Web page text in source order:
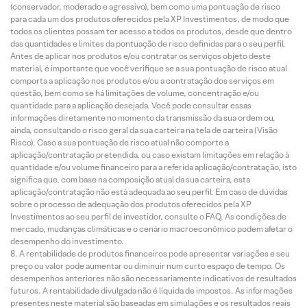
(conservador, moderado e agressivo), bem como uma pontuação de risco
para cada um dos produtos oferecidos pela XP Investimentos, de modo que
todos os clientes possam ter acesso a todos os produtos, desde que dentro
das quantidades e limites da pontuação de risco definidas para o seu perfil.
Antes de aplicar nos produtos e/ou contratar os serviços objeto deste
material, é importante que você verifique se a sua pontuação de risco atual
comporta a aplicação nos produtos e/ou a contratação dos serviços em
questão, bem como se há limitações de volume, concentração e/ou
quantidade para a aplicação desejada. Você pode consultar essas
informações diretamente no momento da transmissão da sua ordem ou,
ainda, consultando o risco geral da sua carteira na tela de carteira (Visão
Risco). Caso a sua pontuação de risco atual não comporte a
aplicação/contratação pretendida, ou caso existam limitações em relação à
quantidade e/ou volume financeiro para a referida aplicação/contratação, isto
significa que, com base na composição atual da sua carteira, esta
aplicação/contratação não está adequada ao seu perfil. Em caso de dúvidas
sobre o processo de adequação dos produtos oferecidos pela XP
Investimentos ao seu perfil de investidor, consulte o FAQ. As condições de
mercado, mudanças climáticas e o cenário macroeconômico podem afetar o
desempenho do investimento.
A rentabilidade de produtos financeiros pode apresentar variações e seu
preço ou valor pode aumentar ou diminuir num curto espaço de tempo. Os
desempenhos anteriores não são necessariamente indicativos de resultados
futuros. A rentabilidade divulgada não é líquida de impostos. As informações
presentes neste material são baseadas em simulações e os resultados reais